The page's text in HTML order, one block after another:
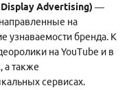
Advertising) —
на
узнаваемости бренда. К
на YouTube и в
а также
сервисах.